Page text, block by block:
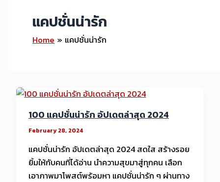
แคปชั่นน่ารัก
Home แคปชั่นน่ารัก
100 แคปชั่นน่ารัก อัปเดตล่าสุด 2024
February 28, 2024
แคปชั่นน่ารัก อัปเดตล่าสุด 2024 สดใส สร้างรอย
ยิ้มให้กับคนที่ได้อ่าน นำความสุขมาสู่ทุกคน เลือก
เอาภาพมาโพสต์พร้อมหา แคปชั่นน่ารัก ๆ ผ่านทาง